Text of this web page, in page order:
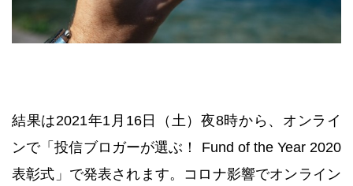
結果は2021年1月16日（土）夜8時から、オンライ
ンで「投信ブロガーが選ぶ！ Fund of the Year 2020
表彰式」で発表されます。コロナ影響でオンライン